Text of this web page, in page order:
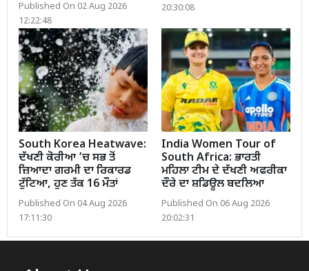
Published On 02 Aug 2026
12:22:48
20:30:08
South Korea Heatwave:
ਦੱਖਣੀ ਕੋਰੀਆ ’ਚ ਸਭ ਤੋਂ
ਜ਼ਿਆਦਾ ਗਰਮੀ ਦਾ ਰਿਕਾਰਡ
ਟੁੱਟਿਆ, ਹੁਣ ਤੱਕ 16 ਮੌਤਾਂ
Published On 04 Aug 2026
17:11:30
India Women Tour of
South Africa: ਭਾਰਤੀ
ਮਹਿਲਾ ਟੀਮ ਦੇ ਦੱਖਣੀ ਅਫਰੀਕਾ
ਦੌਰੇ ਦਾ ਸ਼ਡਿਊਲ ਬਦਲਿਆ
Published On 06 Aug 2026
20:02:31